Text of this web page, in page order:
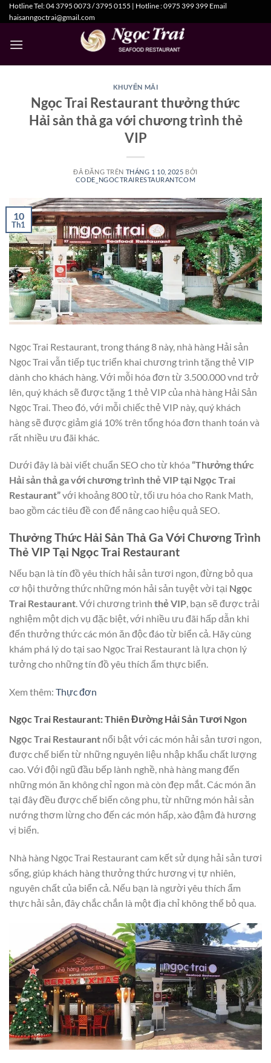
Chuyển
đến
nội
dung
Hotline Tel: 04 3795 0073 / 3795 0155 | Hotline : 0975 399 399 Email
haisanngoctrai@gmail.com
KHUYẾN MÃI
Ngọc Trai Restaurant thưởng thức
Hải sản thả ga với chương trình thẻ
VIP
ĐÃ ĐĂNG TRÊN THÁNG 1 10, 2025 BỞI
CODE_NGOCTRAIRESTAURANTCOM
10
Th1
Ngọc Trai Restaurant, trong tháng 8 này, nhà hàng Hải sản
Ngọc Trai vẫn tiếp tục triển khai chương trình tặng thẻ VIP
dành cho khách hàng. Với mỗi hóa đơn từ 3.500.000 vnd trở
lên, quý khách sẽ được tặng 1 thẻ VIP của nhà hàng Hải Sản
Ngọc Trai. Theo đó, với mỗi chiếc thẻ VIP này, quý khách
hàng sẽ được giảm giá 10% trên tổng hóa đơn thanh toán và
rất nhiều ưu đãi khác.
Dưới đây là bài viết chuẩn SEO cho từ khóa “Thưởng thức
Hải sản thả ga với chương trình thẻ VIP tại Ngọc Trai
Restaurant”với khoảng 800 từ, tối ưu hóa cho Rank Math,
bao gồm các tiêu đề con để nâng cao hiệu quả SEO.
Thưởng Thức Hải Sản Thả Ga Với Chương Trình
Thẻ VIP Tại Ngọc Trai Restaurant
Nếu bạn là tín đồ yêu thích hải sản tươi ngon, đừng bỏ qua
cơ hội thưởng thức những món hải sản tuyệt vời tại Ngọc
Trai Restaurant . Với chương trình thẻ VIP , bạn sẽ được trải
nghiệm một dịch vụ đặc biệt, với nhiều ưu đãi hấp dẫn khi
đến thưởng thức các món ăn độc đáo từ biển cả. Hãy cùng
khám phá lý do tại sao Ngọc Trai Restaurant là lựa chọn lý
tưởng cho những tín đồ yêu thích ẩm thực biển.
Xem thêm: Thực đơn
Ngọc Trai Restaurant: Thiên Đường Hải Sản Tươi Ngon
Ngọc Trai Restaurant nổi bật với các món hải sản tươi ngon,
được chế biến từ những nguyên liệu nhập khẩu chất lượng
cao. Với đội ngũ đầu bếp lành nghề, nhà hàng mang đến
những món ăn không chỉ ngon mà còn đẹp mắt. Các món ăn
tại đây đều được chế biến công phu, từ những món hải sản
nướng thơm lừng cho đến các món hấp, xào đậm đà hương
vị biển.
Nhà hàng Ngọc Trai Restaurant cam kết sử dụng hải sản tươi
sống, giúp khách hàng thưởng thức hương vị tự nhiên,
nguyên chất của biển cả. Nếu bạn là người yêu thích ẩm
thực hải sản, đây chắc chắn là một địa chỉ không thể bỏ qua.